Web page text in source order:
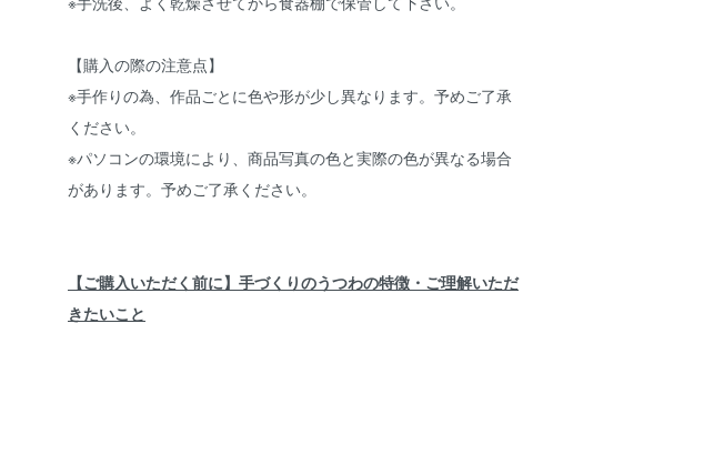
【購入の際の注意点】
※手作りの為、作品ごとに色や形が少し異なります。予めご了承
ください。
※パソコンの環境により、商品写真の色と実際の色が異なる場合
があります。予めご了承ください。
【ご購入いただく前に】手づくりのうつわの特徴・ご理解いただ
きたいこと